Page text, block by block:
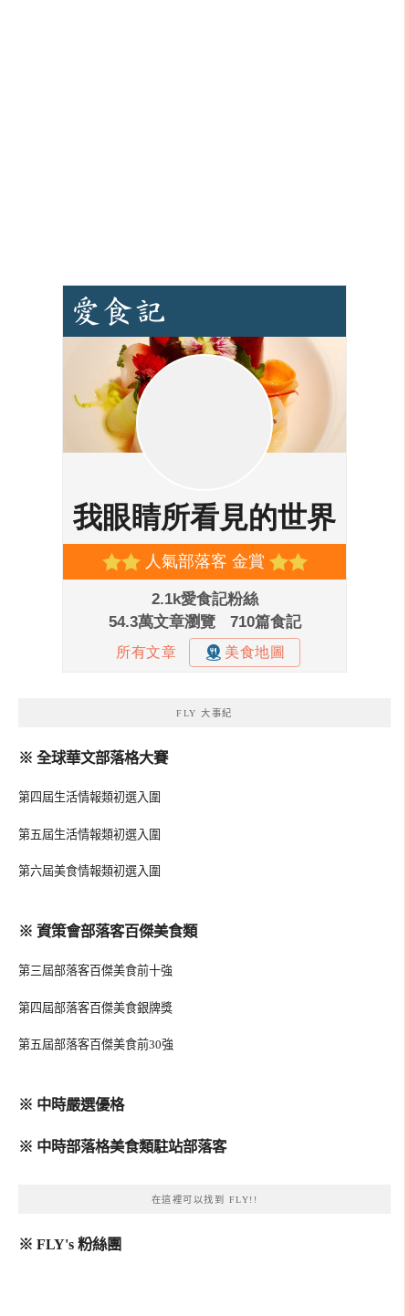
FLY 大事紀
※ 全球華文部落格大賽
第四屆生活情報類初選入圍
第五屆生活情報類初選入圍
第六屆美食情報類初選入圍
※ 資策會部落客百傑美食類
第三屆部落客百傑美食前十強
第四屆部落客百傑美食銀牌獎
第五屆部落客百傑美食前30強
※ 中時嚴選優格
※ 中時部落格美食類駐站部落客
在這裡可以找到 FLY!!
※ FLY's 粉絲團